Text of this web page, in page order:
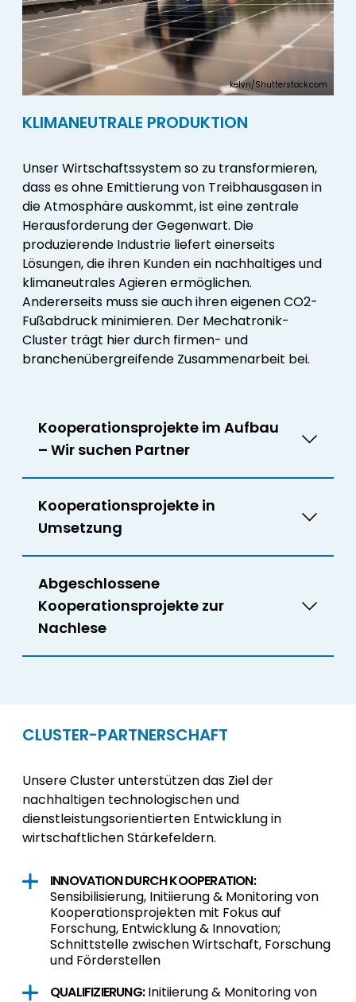
kelvn/Shutterstock.com
KLIMANEUTRALE PRODUKTION
Unser Wirtschaftssystem so zu transformieren,
dass es ohne Emittierung von Treibhausgasen in
die Atmosphäre auskommt, ist eine zentrale
Herausforderung der Gegenwart. Die
produzierende Industrie liefert einerseits
Lösungen, die ihren Kunden ein nachhaltiges und
klimaneutrales Agieren ermöglichen.
Andererseits muss sie auch ihren eigenen CO2-
Fußabdruck minimieren. Der Mechatronik-
Cluster trägt hier durch firmen- und
branchenübergreifende Zusammenarbeit bei.
Kooperationsprojekte im Aufbau
– Wir suchen Partner
Kooperationsprojekte in
Umsetzung
Abgeschlossene
Kooperationsprojekte zur
Nachlese
CLUSTER-PARTNERSCHAFT
Unsere Cluster unterstützen das Ziel der
nachhaltigen technologischen und
dienstleistungsorientierten Entwicklung in
wirtschaftlichen Stärkefeldern.
INNOVATION DURCH KOOPERATION:
Sensibilisierung, Initiierung & Monitoring von
Kooperationsprojekten mit Fokus auf
Forschung, Entwicklung & Innovation;
Schnittstelle zwischen Wirtschaft, Forschung
und Förderstellen
QUALIFIZIERUNG:Initiierung & Monitoring von